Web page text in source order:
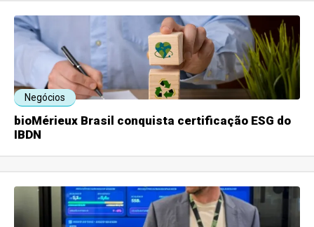
Negócios
bioMérieux Brasil conquista certificação ESG do
IBDN